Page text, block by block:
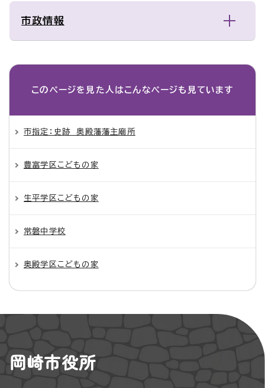
市政情報
このページを見た人は こんなページも見ています
市指定：史跡 奥殿藩藩主廟所
豊富学区こどもの家
生平学区こどもの家
常磐中学校
奥殿学区こどもの家
岡崎市役所